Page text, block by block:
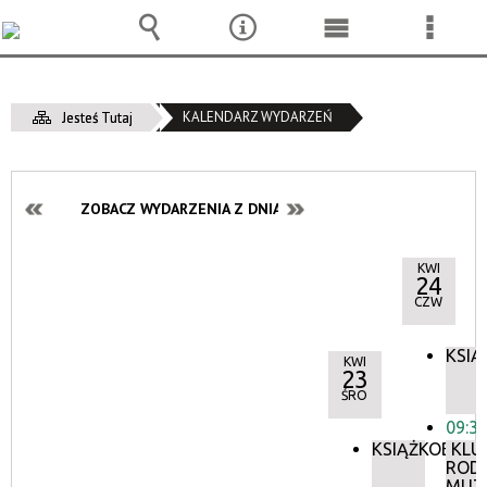
Jesteś Tutaj KALENDARZ WYDARZEŃ
ZOBACZ WYDARZENIA Z DNIA:
KWI
23
ŚRO
KSIĄŻKOBIEG
KWI
24
CZW
09:30
Wyszukiwarka
NarzędziaMenu
Menu